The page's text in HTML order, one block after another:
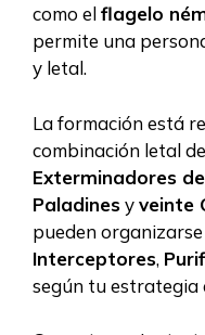
como elflagelo
permite una
y letal.
La formación está
combinación letal
Exterminadores
Paladinesyveinte
pueden
Interceptores,
según tu estrategia